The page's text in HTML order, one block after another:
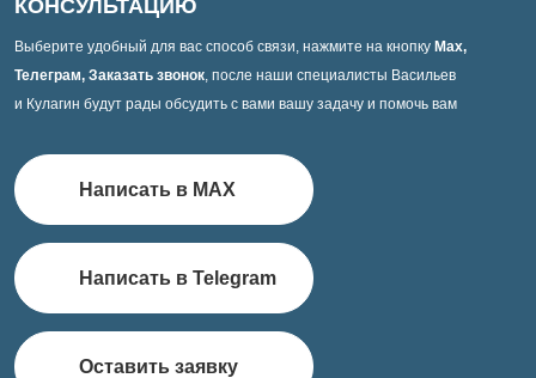
КОНСУЛЬТАЦИЮ
Выберите удобный для вас способ связи, нажмите на кнопку Max,
Телеграм, Заказать звонок, после наши специалисты Васильев
и Кулагин будут рады обсудить с вами вашу задачу и помочь вам
Написать в MAX
Написать в Telegram
Оставить заявку